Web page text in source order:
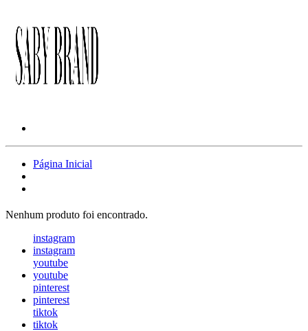
Página Inicial
Nenhum produto foi encontrado.
instagram
instagram
youtube
youtube
pinterest
pinterest
tiktok
tiktok